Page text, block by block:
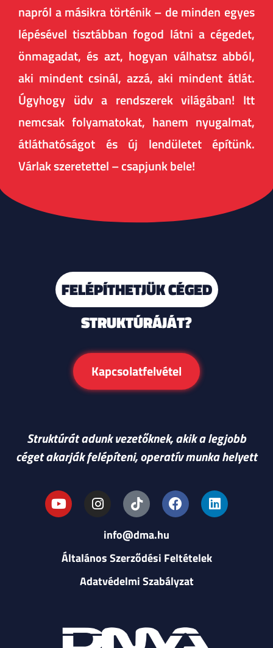
napról a másikra történik – de minden egyes
lépésével tisztábban fogod látni a cégedet,
önmagadat, és azt, hogyan válhatsz abból,
aki mindent csinál, azzá, aki mindent átlát.
Úgyhogy üdv a rendszerek világában! Itt
nemcsak folyamatokat, hanem nyugalmat,
átláthatóságot és új lendületet építünk.
Várlak szeretettel – csapjunk bele!
FELÉPÍTHETJÜK CÉGED
STRUKTÚRÁJÁT?
Kapcsolatfelvétel
Struktúrát adunk vezetőknek, akik a legjobb
céget akarják felépíteni, operatív munka helyett
info@dma.hu
Általános Szerződési Feltételek
Adatvédelmi Szabályzat